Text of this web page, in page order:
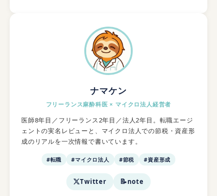
ナマケン
フリーランス麻酔科医 × マイクロ法人経営者
医師8年目／フリーランス2年目／法人2年目。転職エージ
ェントの実名レビューと、マイクロ法人での節税・資産形
成のリアルを一次情報で書いています。
#転職 #マイクロ法人 #節税 #資産形成
Twitter 📝note